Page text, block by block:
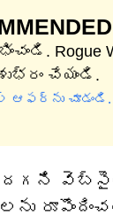
Rogue
చేయండి.
చూడండి.